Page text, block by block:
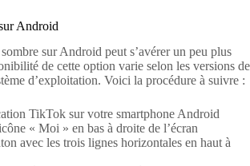
Android
sur Android peut s’avérer un peu plus
de cette option varie selon les versions de
d’exploitation. Voici la procédure à suivre :
TikTok sur votre smartphone Android
« Moi » en bas à droite de l’écran
avec les trois lignes horizontales en haut à